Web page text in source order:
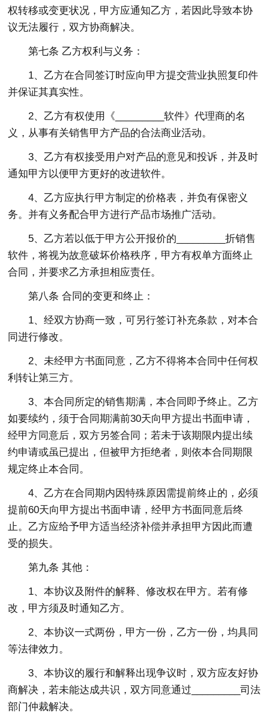
权转移或变更状况，甲方应通知乙方，若因此导致本协
议无法履行，双方协商解决。
第七条 乙方权利与义务：
1、乙方在合同签订时应向甲方提交营业执照复印件
并保证其真实性。
2、乙方有权使用《_________软件》代理商的名
义，从事有关销售甲方产品的合法商业活动。
3、乙方有权接受用户对产品的意见和投诉，并及时
通知甲方以便甲方更好的改进软件。
4、乙方应执行甲方制定的价格表，并负有保密义
务。并有义务配合甲方进行产品市场推广活动。
5、乙方若以低于甲方公开报价的_________折销售
软件，将视为故意破坏价格秩序，甲方有权单方面终止
合同，并要求乙方承担相应责任。
第八条 合同的变更和终止：
1、经双方协商一致，可另行签订补充条款，对本合
同进行修改。
2、未经甲方书面同意，乙方不得将本合同中任何权
利转让第三方。
3、本合同所定的销售期满，本合同即予终止。乙方
如要续约，须于合同期满前30天向甲方提出书面申请，
经甲方同意后，双方另签合同；若未于该期限内提出续
约申请或虽已提出，但被甲方拒绝者，则依本合同期限
规定终止本合同。
4、乙方在合同期内因特殊原因需提前终止的，必须
提前60天向甲方提出书面申请，经甲方书面同意后终
止。乙方应给予甲方适当经济补偿并承担甲方因此而遭
受的损失。
第九条 其他：
1、本协议及附件的解释、修改权在甲方。若有修
改，甲方须及时通知乙方。
2、本协议一式两份，甲方一份，乙方一份，均具同
等法律效力。
3、本协议的履行和解释出现争议时，双方应友好协
商解决，若未能达成共识，双方同意通过_________司法
部门仲裁解决。